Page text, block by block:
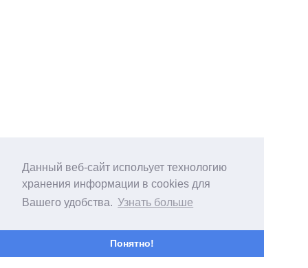
Данный веб-сайт испольует технологию
хранения информации в cookies для
Вашего удобства. Узнать больше
Понятно!